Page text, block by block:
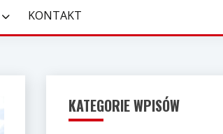
KONTAKT
KATEGORIE WPISÓW